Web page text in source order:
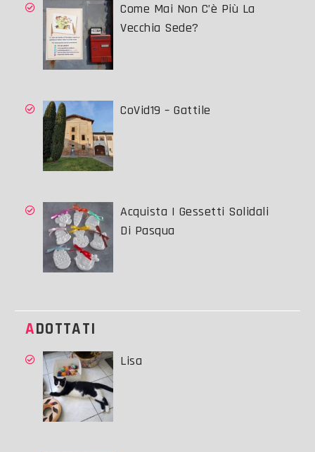
Come Mai Non C’è Più La
Vecchia Sede?
CoVid19 – Gattile
Acquista I Gessetti Solidali
Di Pasqua
ADOTTATI
Lisa